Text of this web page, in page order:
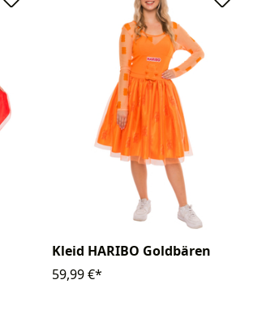
Kleid HARIBO Goldbären
59,99 €*